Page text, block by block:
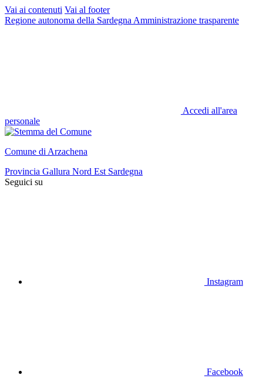
Vai ai contenuti Vai al footer
Regione autonoma della Sardegna Amministrazione trasparente
Accedi all'area
personale
Comune di Arzachena
Provincia Gallura Nord Est Sardegna
Seguici su
Instagram
Facebook